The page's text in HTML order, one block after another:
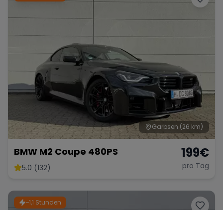
Garbsen (26 km)
BMW M2 Coupe 480PS
5.0 (132)
199€
pro Tag
~1,1 Stunden